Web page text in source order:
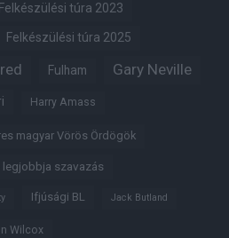
Felkészülési túra 2023
Felkészülési túra 2025
Fulham Gary Neville
Harry Amass
magyar Vörös Ördögök
legjobbja szavazás
Ifjúsági BL Jack Butland
Wilcox